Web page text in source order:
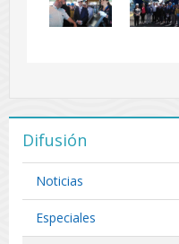
Difusión
Noticias
Especiales